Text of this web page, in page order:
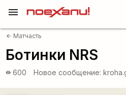
menu
arrow_back Матчасть
Ботинки NRS
visibility 600 Новое сообщение: